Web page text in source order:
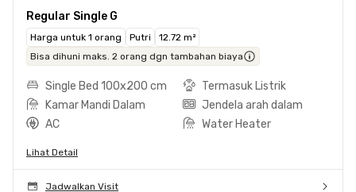
Regular Single G
Harga untuk 1 orang Putri
12.72 m²
Bisa dihuni maks. 2 orang dgn tambahan biaya
Single Bed 100x200 cm
Termasuk Listrik
Kamar Mandi Dalam
Jendela arah dalam
AC
Water Heater
Lihat Detail
Jadwalkan Visit